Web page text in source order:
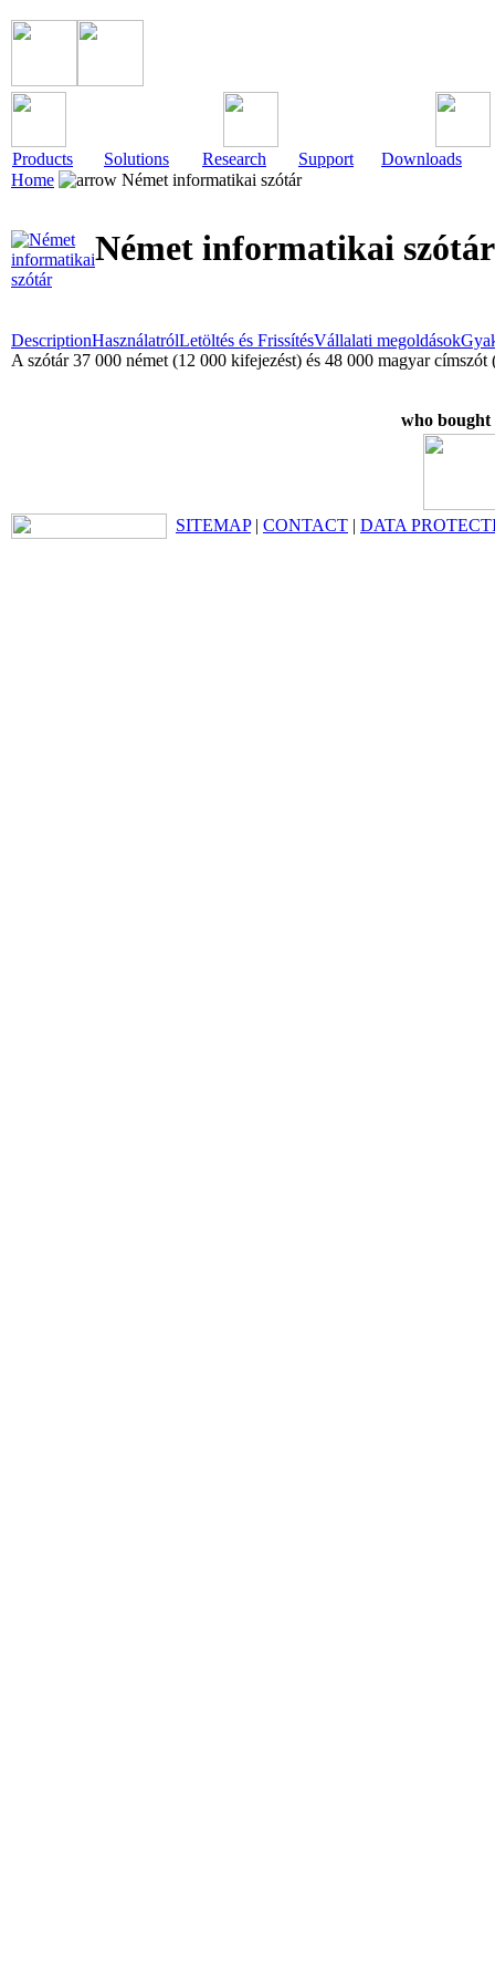
Products Solutions Research Support
Downloads
Home
Német informatikai szótár
Német informatikai szótár
DescriptionHasználatrólLetöltés és FrissítésVállalati megoldások
A szótár 37 000 német (12 000 kifejezést) és 48 000 magyar
who bought
SITEMAP| CONTACT | DATA